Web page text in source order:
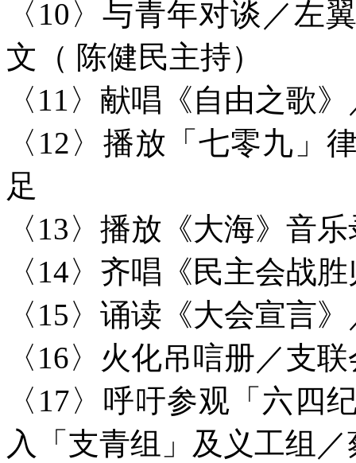
〈10〉与青年对谈／左
文（ 陈健民主持）
〈11〉献唱《自由之歌
〈12〉播放「七零九」
足
〈13〉播放《大海》音
〈14〉齐唱《民主会战
〈15〉诵读《大会宣言
〈16〉火化吊唁册／支
〈17〉呼吁参观「六四
入「支青组」及义工组